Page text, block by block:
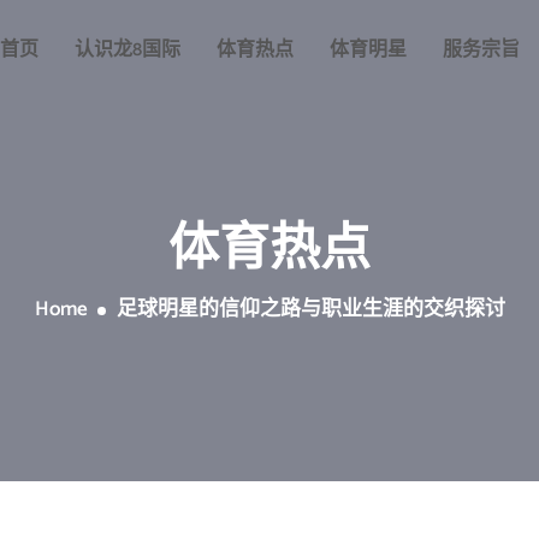
页 认识龙8国际 体育热点 体育明星 服务宗旨
体育热点
Home 足球明星的信仰之路与职业生涯的交织探讨